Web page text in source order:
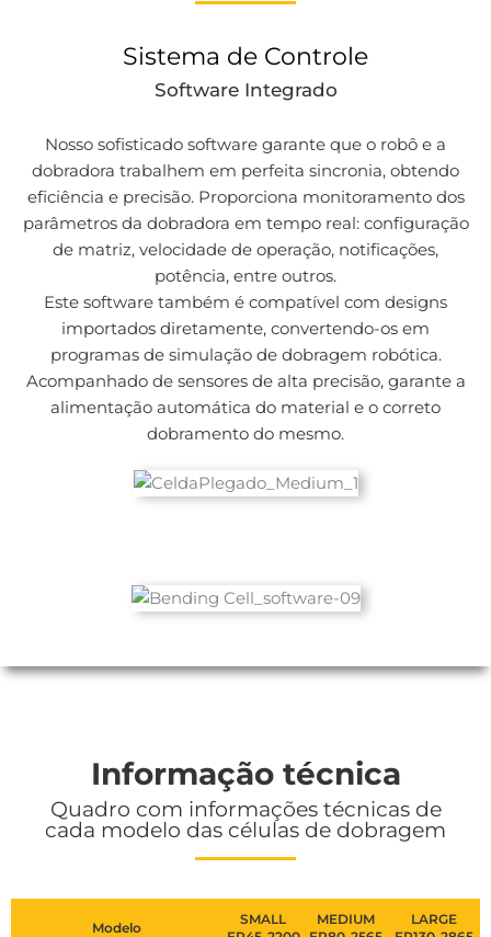
Sistema de Controle
Software Integrado
Nosso sofisticado software garante que o robô e a
dobradora trabalhem em perfeita sincronia, obtendo
eficiência e precisão. Proporciona monitoramento dos
parâmetros da dobradora em tempo real: configuração
de matriz, velocidade de operação, notificações,
potência, entre outros.
Este software também é compatível com designs
importados diretamente, convertendo-os em
programas de simulação de dobragem robótica.
Acompanhado de sensores de alta precisão, garante a
alimentação automática do material e o correto
dobramento do mesmo.
Informação técnica
Quadro com informações técnicas de
cada modelo das células de dobragem
Modelo
SMALL
MEDIUM
LARGE